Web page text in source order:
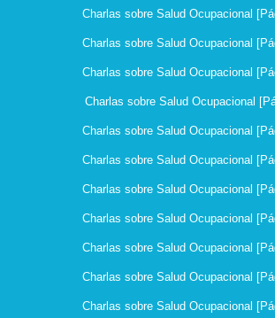
Charlas sobre Salud Ocupacional
Charlas sobre Salud Ocupacional
Charlas sobre Salud Ocupacional
Charlas sobre Salud Ocupacional
Charlas sobre Salud Ocupacional
Charlas sobre Salud Ocupacional
Charlas sobre Salud Ocupacional
Charlas sobre Salud Ocupacional
Charlas sobre Salud Ocupacional
Charlas sobre Salud Ocupacional
Charlas sobre Salud Ocupacional